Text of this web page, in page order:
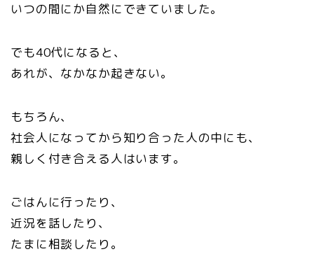
いつの間にか自然にできていました。
でも40代になると、
あれが、なかなか起きない。
もちろん、
社会人になってから知り合った人の中にも、
親しく付き合える人はいます。
ごはんに行ったり、
近況を話したり、
たまに相談したり。